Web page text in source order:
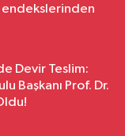
endekslerinden
Devir Teslim:
Başkanı Prof. Dr.